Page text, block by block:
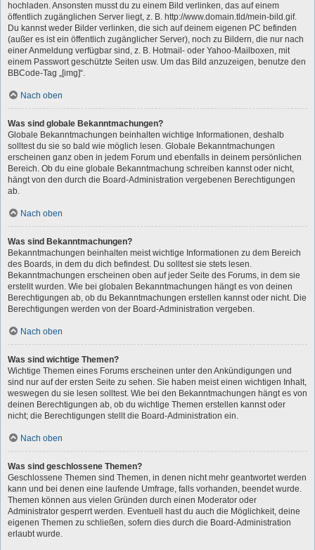
hochladen. Ansonsten musst du zu einem Bild verlinken, das auf einem
öffentlich zugänglichen Server liegt, z. B. http://www.domain.tld/mein-bild.gif.
Du kannst weder Bilder verlinken, die sich auf deinem eigenen PC befinden
(außer es ist ein öffentlich zugänglicher Server), noch zu Bildern, die nur nach
einer Anmeldung verfügbar sind, z. B. Hotmail- oder Yahoo-Mailboxen, mit
einem Passwort geschützte Seiten usw. Um das Bild anzuzeigen, benutze den
BBCode-Tag „[img]“.
Nach oben
Was sind globale Bekanntmachungen?
Globale Bekanntmachungen beinhalten wichtige Informationen, deshalb
solltest du sie so bald wie möglich lesen. Globale Bekanntmachungen
erscheinen ganz oben in jedem Forum und ebenfalls in deinem persönlichen
Bereich. Ob du eine globale Bekanntmachung schreiben kannst oder nicht,
hängt von den durch die Board-Administration vergebenen Berechtigungen
ab.
Nach oben
Was sind Bekanntmachungen?
Bekanntmachungen beinhalten meist wichtige Informationen zu dem Bereich
des Boards, in dem du dich befindest. Du solltest sie stets lesen.
Bekanntmachungen erscheinen oben auf jeder Seite des Forums, in dem sie
erstellt wurden. Wie bei globalen Bekanntmachungen hängt es von deinen
Berechtigungen ab, ob du Bekanntmachungen erstellen kannst oder nicht. Die
Berechtigungen werden von der Board-Administration vergeben.
Nach oben
Was sind wichtige Themen?
Wichtige Themen eines Forums erscheinen unter den Ankündigungen und
sind nur auf der ersten Seite zu sehen. Sie haben meist einen wichtigen Inhalt,
weswegen du sie lesen solltest. Wie bei den Bekanntmachungen hängt es von
deinen Berechtigungen ab, ob du wichtige Themen erstellen kannst oder
nicht; die Berechtigungen stellt die Board-Administration ein.
Nach oben
Was sind geschlossene Themen?
Geschlossene Themen sind Themen, in denen nicht mehr geantwortet werden
kann und bei denen eine laufende Umfrage, falls vorhanden, beendet wurde.
Themen können aus vielen Gründen durch einen Moderator oder
Administrator gesperrt werden. Eventuell hast du auch die Möglichkeit, deine
eigenen Themen zu schließen, sofern dies durch die Board-Administration
erlaubt wurde.